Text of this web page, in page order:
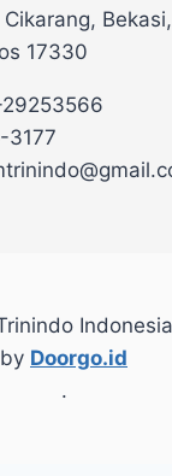
Cikarang,
17330
3177
by Doorgo.id
.